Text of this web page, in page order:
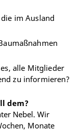
im Ausland
alle Mitglieder
zu informieren?
dem?
Nebel. Wir
Monate